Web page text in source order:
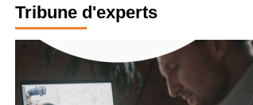
Tribune d'experts